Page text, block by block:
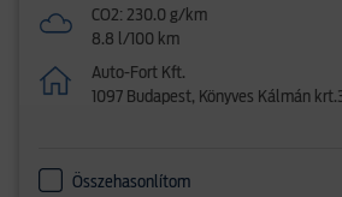
CO2: 230.0 g/km
8.8 l/100 km
Auto-Fort Kft.
1097 Budapest, Könyves Kálmán
Összehasonlítom